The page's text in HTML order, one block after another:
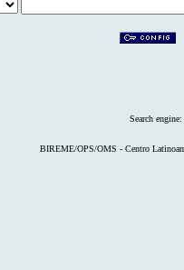
Search engine:
BIREME/OPS/OMS - Centro